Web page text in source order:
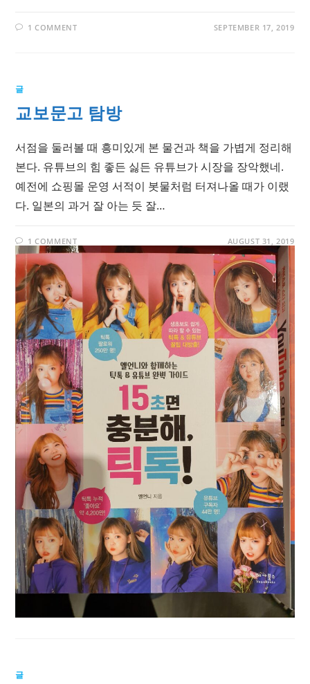
1 COMMENT SEPTEMBER 17, 2019
글
교보문고 탐방
서점을 둘러볼 때 흥미있게 본 물건과 책을 가볍게 정리해
본다. 유튜브의 힘 좋든 싫든 유튜브가 시장을 장악했네.
예전에 쇼핑몰 운영 서적이 봇물처럼 터져나올 때가 이랬
다. 일본의 과거 잘 아는 듯 잘…
1 COMMENT AUGUST 31, 2019
글